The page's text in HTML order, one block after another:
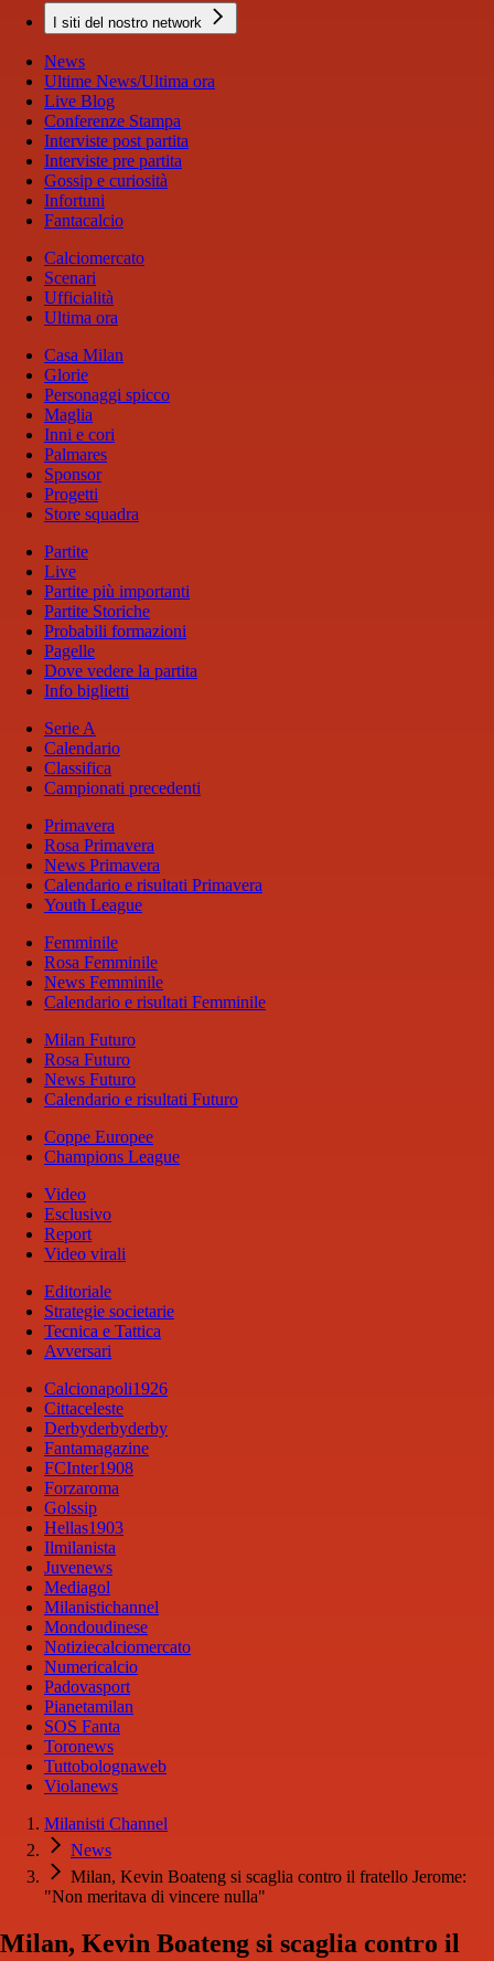
I siti del nostro network
News
Ultime News/Ultima ora
Live Blog
Conferenze Stampa
Interviste post partita
Interviste pre partita
Gossip e curiosità
Infortuni
Fantacalcio
Calciomercato
Scenari
Ufficialità
Ultima ora
Casa Milan
Glorie
Personaggi spicco
Maglia
Inni e cori
Palmares
Sponsor
Progetti
Store squadra
Partite
Live
Partite più importanti
Partite Storiche
Probabili formazioni
Pagelle
Dove vedere la partita
Info biglietti
Serie A
Calendario
Classifica
Campionati precedenti
Primavera
Rosa Primavera
News Primavera
Calendario e risultati Primavera
Youth League
Femminile
Rosa Femminile
News Femminile
Calendario e risultati Femminile
Milan Futuro
Rosa Futuro
News Futuro
Calendario e risultati Futuro
Coppe Europee
Champions League
Video
Esclusivo
Report
Video virali
Editoriale
Strategie societarie
Tecnica e Tattica
Avversari
Calcionapoli1926
Cittaceleste
Derbyderbyderby
Fantamagazine
FCInter1908
Forzaroma
Golssip
Hellas1903
Ilmilanista
Juvenews
Mediagol
Milanistichannel
Mondoudinese
Notiziecalciomercato
Numericalcio
Padovasport
Pianetamilan
SOS Fanta
Toronews
Tuttobolognaweb
Violanews
Milanisti Channel
News
Milan, Kevin Boateng si scaglia contro il fratello Jerome:
"Non meritava di vincere nulla"
Milan, Kevin Boateng si scaglia contro il